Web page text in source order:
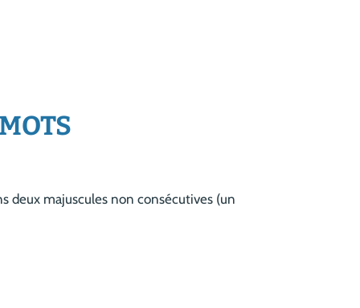
deux majuscules non consécutives (un